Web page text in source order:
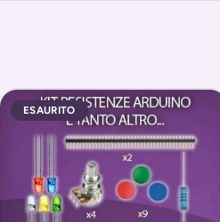
ESAURITO